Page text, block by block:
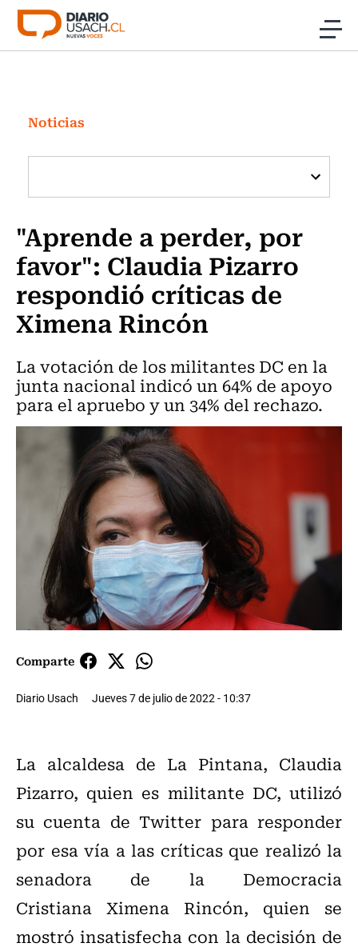
Click acá para ir directamente al contenido
Investigación
Cultura
Programas Radio y TV Usach
Noticias
"Aprende a perder, por
favor": Claudia Pizarro
respondió críticas de
Ximena Rincón
La votación de los militantes DC en la
junta nacional indicó un 64% de apoyo
para el apruebo y un 34% del rechazo.
Comparte
Diario Usach Jueves 7 de julio de 2022 - 10:37
La alcaldesa de La Pintana, Claudia
Pizarro, quien es militante DC, utilizó
su cuenta de Twitter para responder
por esa vía a las críticas que realizó la
senadora de la Democracia
Cristiana Ximena Rincón, quien se
mostró insatisfecha con la decisión de